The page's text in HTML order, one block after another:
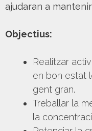
ajudaran a
Objectius:
Realitzar
en bon estat
gent gran.
Treballar la
la